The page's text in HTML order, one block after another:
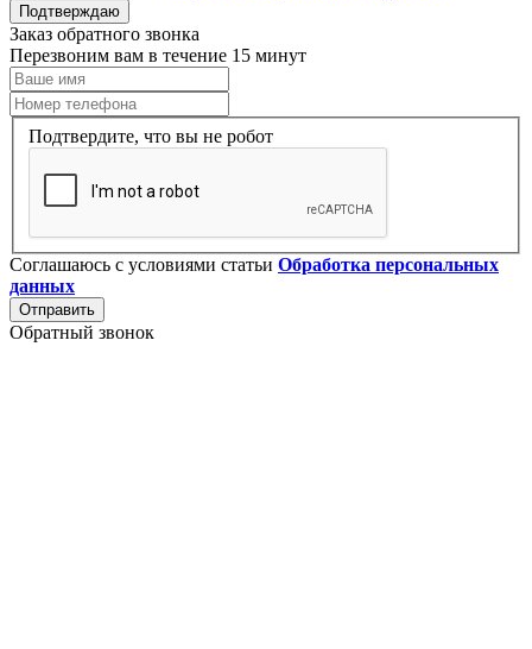
Подтверждаю
Заказ обратного звонка
Перезвоним вам в течение 15 минут
Подтвердите, что вы не робот
Соглашаюсь с условиями статьи Обработка персональных
данных
Отправить
Обратный звонок